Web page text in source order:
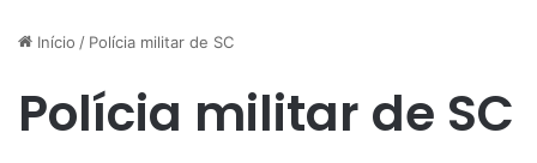
Início / Polícia militar de SC
Polícia militar de SC